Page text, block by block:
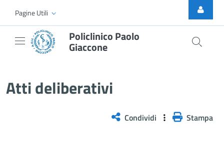
Skip to Main Content
Pagine Utili
Policlinico Paolo
Giaccone
Atti deliberativi
Condividi Stampa